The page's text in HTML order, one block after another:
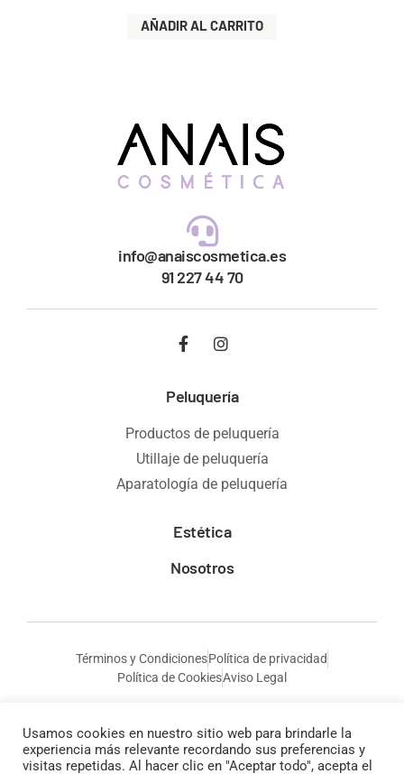
AÑADIR AL CARRITO
info@anaiscosmetica.es
91 227 44 70
Peluquería
Productos de peluquería
Utillaje de peluquería
Aparatología de peluquería
Estética
Nosotros
Términos y CondicionesPolítica de privacidad
Política de CookiesAviso Legal
Usamos cookies en nuestro sitio web para brindarle la
experiencia más relevante recordando sus preferencias y
visitas repetidas. Al hacer clic en "Aceptar todo", acepta el